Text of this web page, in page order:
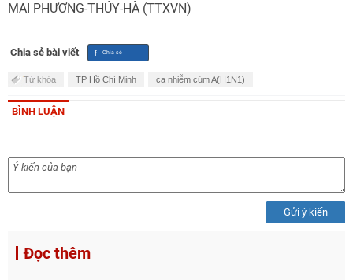
MAI PHƯƠNG-THÚY-HÀ (TTXVN)
Chia sẻ bài viết
Từ khóa TP Hồ Chí Minh ca nhiễm cúm A(H1N1)
BÌNH LUẬN
Gửi ý kiến
Đọc thêm